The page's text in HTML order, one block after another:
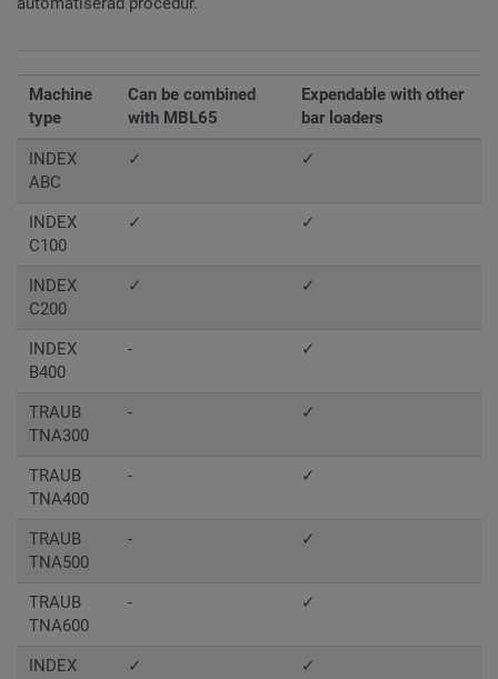
Machine
type
Can be combined
with MBL65
Expendable with other
bar loaders
INDEX
ABC
✓ ✓
INDEX
C100
✓ ✓
INDEX
C200
✓ ✓
INDEX
B400
- ✓
TRAUB
TNA300
- ✓
TRAUB
TNA400
- ✓
TRAUB
TNA500
- ✓
TRAUB
TNA600
- ✓
INDEX
✓ ✓